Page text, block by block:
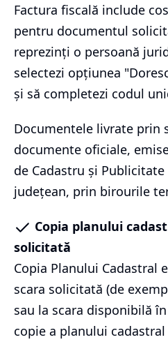
Factura fiscală include
pentru documentul
reprezinți o persoană
selectezi opțiunea
și să completezi codul
Documentele livrate prin
documente oficiale,
de Cadastru și
județean, prin birourile
Copia planului
solicitată
Copia Planului Cadastral
scara solicitată (de
sau la scara disponibilă
copie a planului